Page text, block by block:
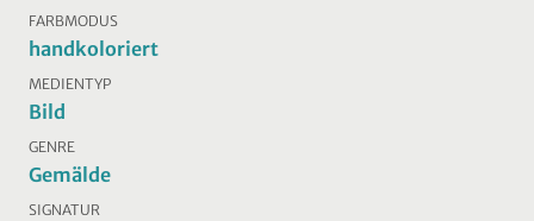
FARBMODUS
handkoloriert
MEDIENTYP
Bild
GENRE
Gemälde
SIGNATUR